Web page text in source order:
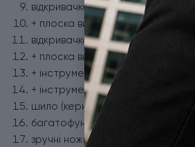
відкривачка для консервів;
+ плоска викрутка 3 мм;
відкривачка для пляшок;
+ плоска викрутка 6 мм;
+ інструмент для відкриття ящиків;
+ інструмент для згинання дроту;
шило (кернер);
багатофункціональний гачок;
зручні ножиці;